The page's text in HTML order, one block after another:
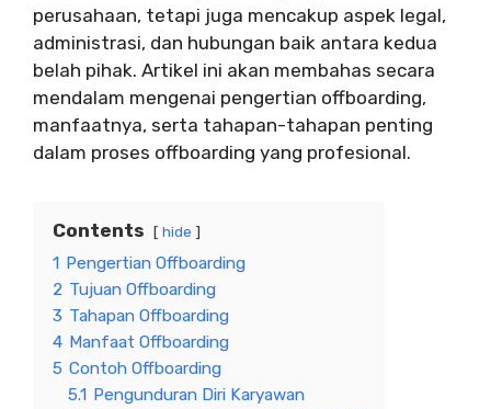
perusahaan, tetapi juga mencakup aspek legal,
administrasi, dan hubungan baik antara kedua
belah pihak. Artikel ini akan membahas secara
mendalam mengenai pengertian offboarding,
manfaatnya, serta tahapan-tahapan penting
dalam proses offboarding yang profesional.
Contents hide
1 Pengertian Offboarding
2 Tujuan Offboarding
3 Tahapan Offboarding
4 Manfaat Offboarding
5 Contoh Offboarding
5.1 Pengunduran Diri Karyawan